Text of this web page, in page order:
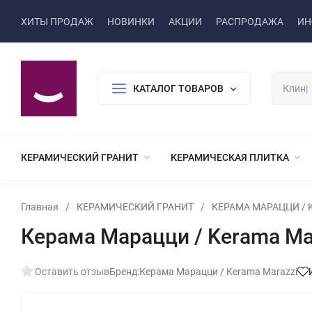
ХИТЫ ПРОДАЖ НОВИНКИ АКЦИИ РАСПРОДАЖА
КАТАЛОГ ТОВАРОВ
КЕРАМИЧЕСКИЙ ГРАНИТ КЕРАМИЧЕСКАЯ ПЛИТКА
Главная / КЕРАМИЧЕСКИЙ ГРАНИТ / КЕРАМА МАРАЦЦИ /
Керама Марацци / Kerama
Оставить отзывБренд:Керама Марацци / Kerama Marazzi